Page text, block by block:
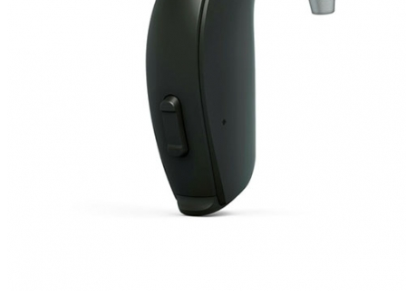
De Oticon Intent is het nieuwste hoorapparaat van dit moment.